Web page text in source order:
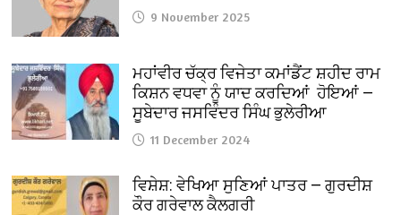
9 November 2025
ਮਹਾਂਵੀਰ ਚੱਕ੍ਰ ਵਿਜੇਤਾ ਕਮਾਂਡੈਂਟ ਸ਼ਹੀਦ ਰਾਮ
ਕਿਸ਼ਨ ਵਧਵਾ ਨੂੰ ਯਾਦ ਕਰਦਿਆਂ ਹੋਇਆਂ —
ਸੂਬੇਦਾਰ ਜਸਵਿੰਦਰ ਸਿੰਘ ਭੁਲੇਰੀਆ
11 December 2024
ਵਿਸ਼ੇਸ਼: ਵੇਖਿਆ ਸੁਣਿਆਂ ਪਾਤਰ — ਗੁਰਦੀਸ਼
ਕੌਰ ਗਰੇਵਾਲ ਕੈਲਗਰੀ